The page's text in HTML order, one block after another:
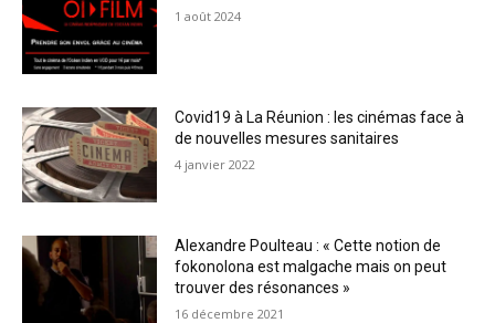
1 août 2024
Covid19 à La Réunion : les cinémas face à
de nouvelles mesures sanitaires
4 janvier 2022
Alexandre Poulteau : « Cette notion de
fokonolona est malgache mais on peut
trouver des résonances »
16 décembre 2021